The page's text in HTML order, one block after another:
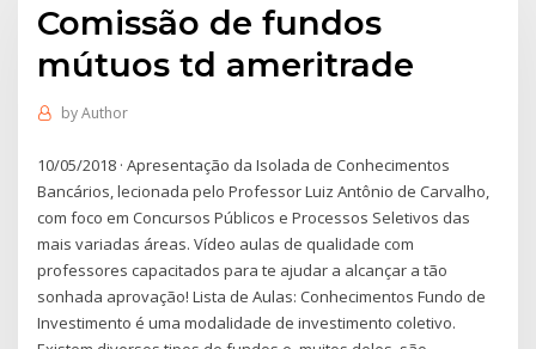
Comissão de fundos
mútuos td ameritrade
byAuthor
10/05/2018 · Apresentação da Isolada de Conhecimentos
Bancários, lecionada pelo Professor Luiz Antônio de Carvalho,
com foco em Concursos Públicos e Processos Seletivos das
mais variadas áreas. Vídeo aulas de qualidade com
professores capacitados para te ajudar a alcançar a tão
sonhada aprovação! Lista de Aulas: Conhecimentos Fundo de
Investimento é uma modalidade de investimento coletivo.